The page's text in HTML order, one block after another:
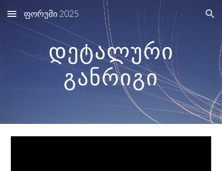
Skip to main content Skip to navigation
ფორუმი 2025
დეტალური
განრიგი